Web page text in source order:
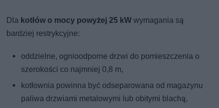
Dla kotłów o mocy powyżej 25 kW wymagania są
bardziej restrykcyjne:
oddzielne, ognioodporne drzwi do pomieszczenia o
szerokości co najmniej 0,8 m,
kotłownia powinna być odseparowana od magazynu
paliwa drzwiami metalowymi lub obitymi blachą,